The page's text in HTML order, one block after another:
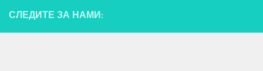
СЛЕДИТЕ ЗА НАМИ: